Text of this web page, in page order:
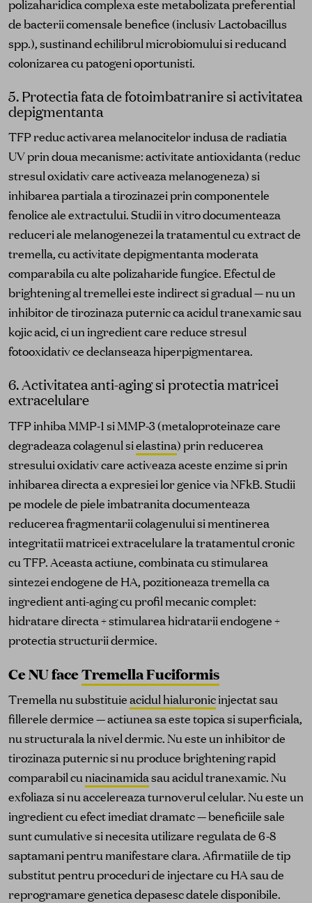
polizaharidica complexa este metabolizata preferential
de bacterii comensale benefice (inclusiv Lactobacillus
spp.), sustinand echilibrul microbiomului si reducand
colonizarea cu patogeni oportunisti.
5. Protectia fata de fotoimbatranire si activitatea
depigmentanta
TFP reduc activarea melanocitelor indusa de radiatia
UV prin doua mecanisme: activitate antioxidanta (reduc
stresul oxidativ care activeaza melanogeneza) si
inhibarea partiala a tirozinazei prin componentele
fenolice ale extractului. Studii in vitro documenteaza
reduceri ale melanogenezei la tratamentul cu extract de
tremella, cu activitate depigmentanta moderata
comparabila cu alte polizaharide fungice. Efectul de
brightening al tremellei este indirect si gradual — nu un
inhibitor de tirozinaza puternic ca acidul tranexamic sau
kojic acid, ci un ingredient care reduce stresul
fotooxidativ ce declanseaza hiperpigmentarea.
6. Activitatea anti-aging si protectia matricei
extracelulare
TFP inhiba MMP-1 si MMP-3 (metaloproteinaze care
degradeaza colagenul sielastina) prin reducerea
stresului oxidativ care activeaza aceste enzime si prin
inhibarea directa a expresiei lor genice via NFkB. Studii
pe modele de piele imbatranita documenteaza
reducerea fragmentarii colagenului si mentinerea
integritatii matricei extracelulare la tratamentul cronic
cu TFP. Aceasta actiune, combinata cu stimularea
sintezei endogene de HA, pozitioneaza tremella ca
ingredient anti-aging cu profil mecanic complet:
hidratare directa + stimularea hidratarii endogene +
protectia structurii dermice.
Ce NU faceTremella Fuciformis
Tremella nu substituieacidul hialuronicinjectat sau
fillerele dermice — actiunea sa este topica si superficiala,
nu structurala la nivel dermic. Nu este un inhibitor de
tirozinaza puternic si nu produce brightening rapid
comparabil cuniacinamidasau acidul tranexamic. Nu
exfoliaza si nu accelereaza turnoverul celular. Nu este un
ingredient cu efect imediat dramatc — beneficiile sale
sunt cumulative si necesita utilizare regulata de 6-8
saptamani pentru manifestare clara. Afirmatiile de tip
substitut pentru proceduri de injectare cu HA sau de
reprogramare genetica depasesc datele disponibile.